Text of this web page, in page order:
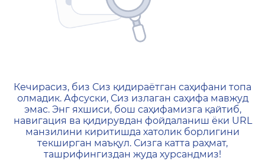
404 — Страница не
Кечирасиз, биз Сиз қидираётган саҳифани топа
олмадик. Афсуски, Сиз излаган саҳифа мавжуд
эмас. Энг яхшиси, бош саҳифамизга қайтиб,
навигация ва қидирувдан фойдаланиш ёки URL
манзилини киритишда хатолик борлигини
текширган маъқул. Сизга катта раҳмат,
ташрифингиздан жуда хурсандмиз!